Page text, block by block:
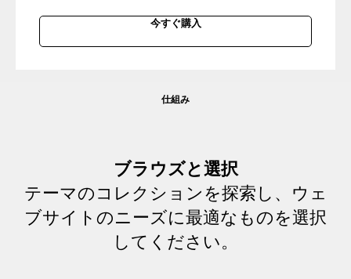
今すぐ購入
仕組み
ブラウズと選択
テーマのコレクションを探索し、ウェ
ブサイトのニーズに最適なものを選択
してください。